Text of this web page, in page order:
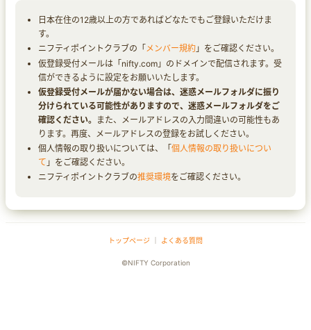
日本在住の12歳以上の方であればどなたでもご登録いただけま
す。
ニフティポイントクラブの「 メンバー規約 」をご確認ください。
仮登録受付メールは「nifty.com」のドメインで配信されます。受
信ができるように設定をお願いいたします。
仮登録受付メールが届かない場合は、迷惑メールフォルダに振り
分けられている可能性がありますので、迷惑メールフォルダをご
確認ください。 また、メールアドレスの入力間違いの可能性もあ
ります。再度、メールアドレスの登録をお試しください。
個人情報の取り扱いについては、「個人情報の取り扱いについ
て 」をご確認ください。
ニフティポイントクラブの推奨環境をご確認ください。
トップページ よくある質問
©NIFTY Corporation